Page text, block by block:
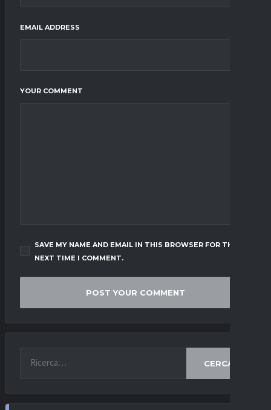
EMAIL ADDRESS
YOUR COMMENT
SAVE MY NAME AND EMAIL IN THIS BROWSER FOR THE
NEXT TIME I COMMENT.
CERCA